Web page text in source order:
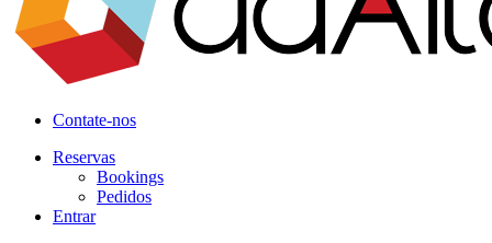
Contate-nos
Reservas
Bookings
Pedidos
Entrar